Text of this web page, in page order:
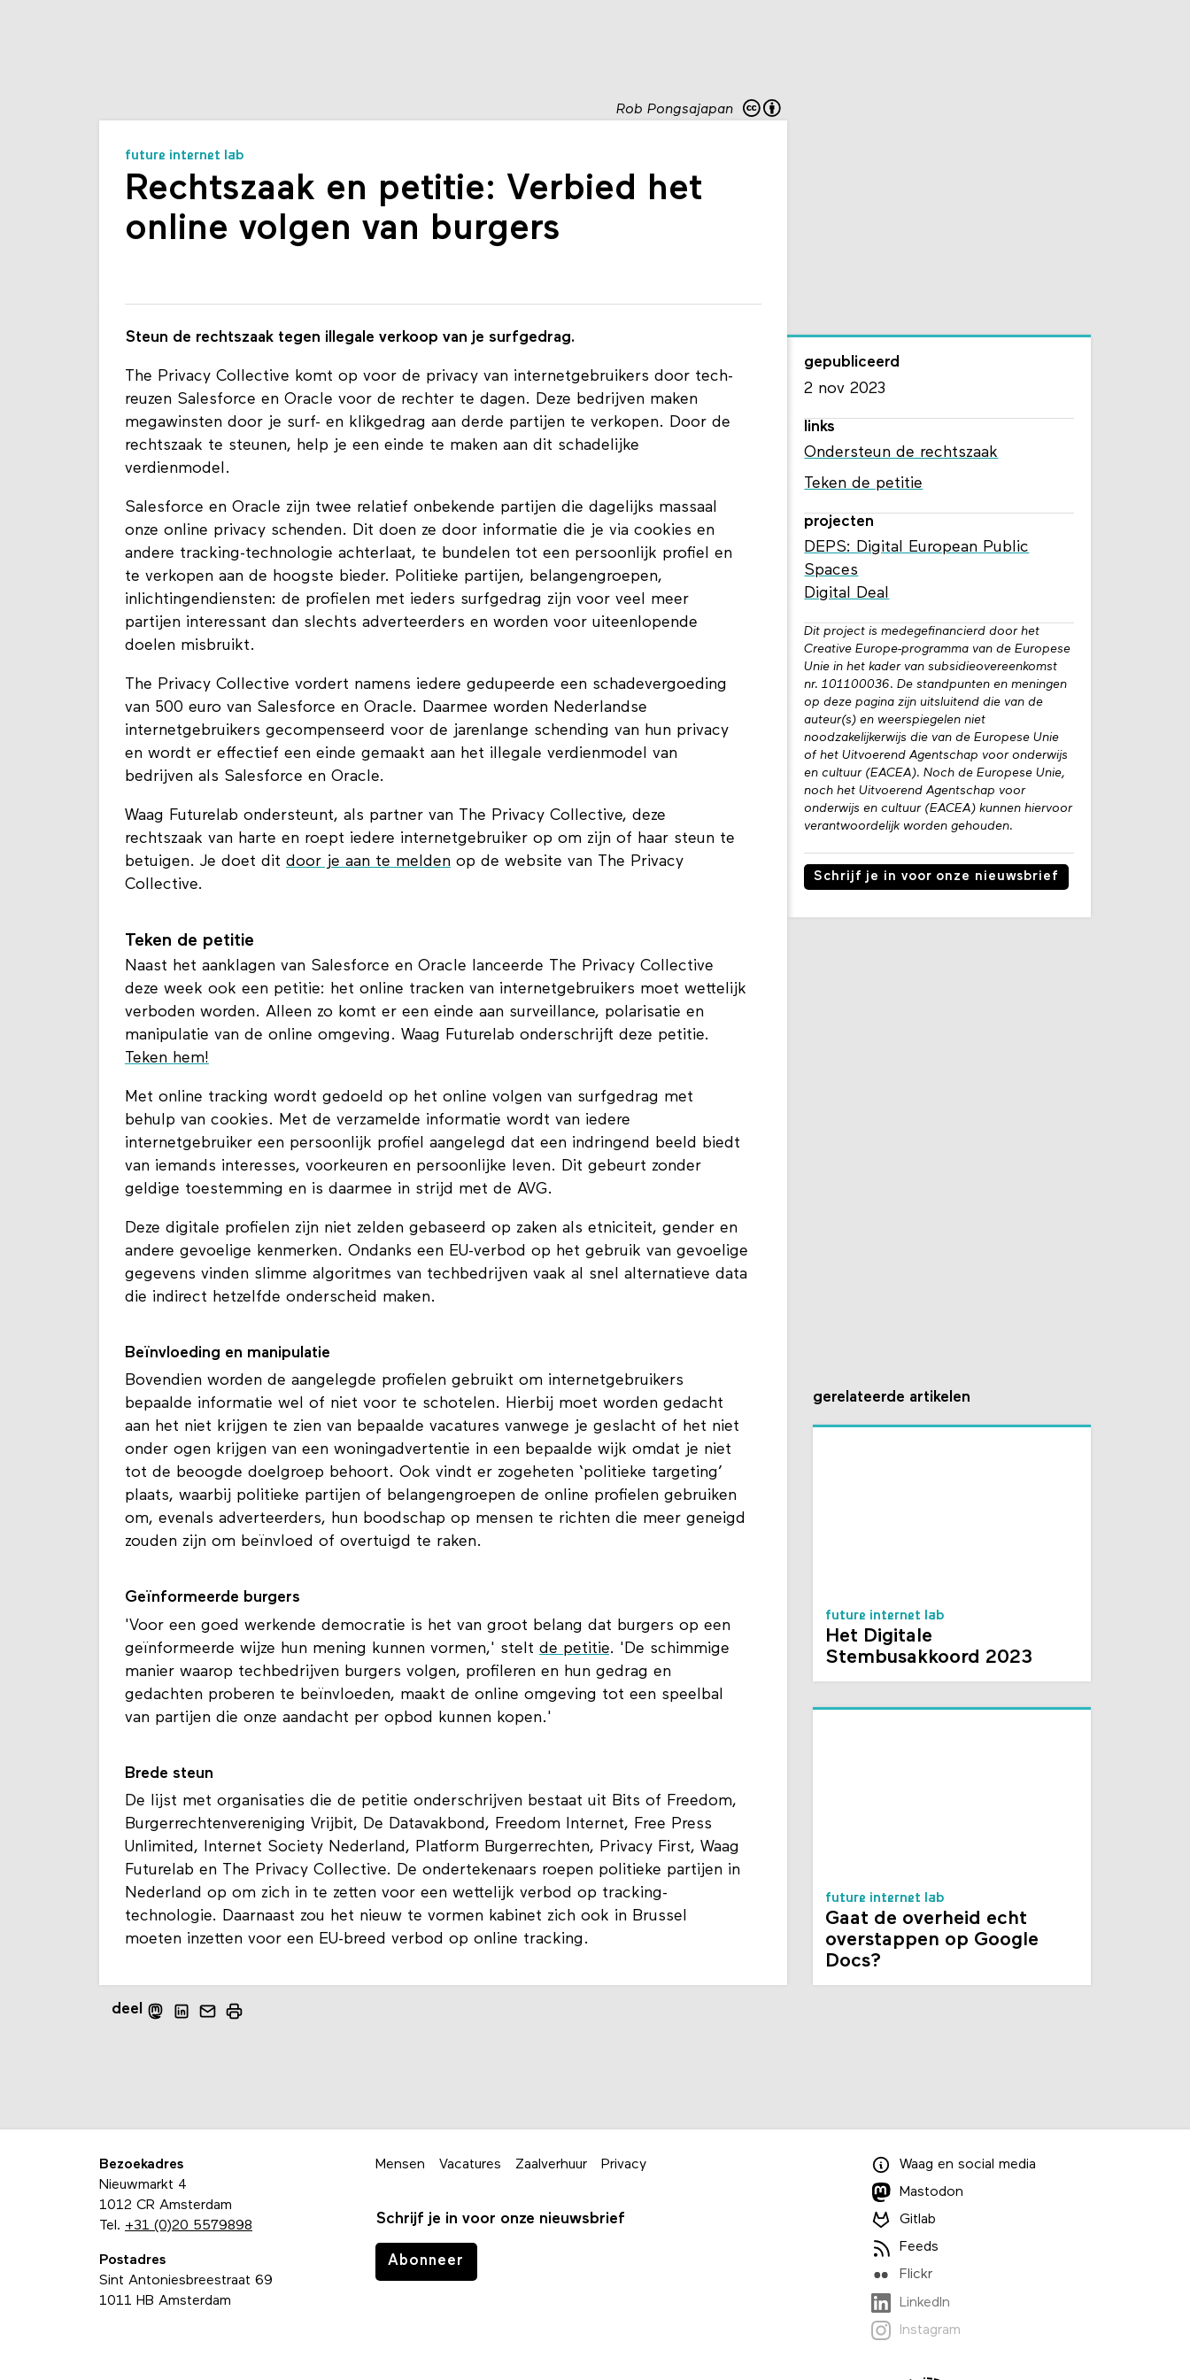
Rob Pongsajapan
future internet lab
Rechtszaak en petitie: Verbied het
online volgen van burgers
Steun de rechtszaak tegen illegale verkoop van je surfgedrag.
The Privacy Collective komt op voor de privacy van internetgebruikers door tech-
reuzen Salesforce en Oracle voor de rechter te dagen. Deze bedrijven maken
megawinsten door je surf- en klikgedrag aan derde partijen te verkopen. Door de
rechtszaak te steunen, help je een einde te maken aan dit schadelijke
verdienmodel.
Salesforce en Oracle zijn twee relatief onbekende partijen die dagelijks massaal
onze online privacy schenden. Dit doen ze door informatie die je via cookies en
andere tracking-technologie achterlaat, te bundelen tot een persoonlijk profiel en
te verkopen aan de hoogste bieder. Politieke partijen, belangengroepen,
inlichtingendiensten: de profielen met ieders surfgedrag zijn voor veel meer
partijen interessant dan slechts adverteerders en worden voor uiteenlopende
doelen misbruikt.
The Privacy Collective vordert namens iedere gedupeerde een schadevergoeding
van 500 euro van Salesforce en Oracle. Daarmee worden Nederlandse
internetgebruikers gecompenseerd voor de jarenlange schending van hun privacy
en wordt er effectief een einde gemaakt aan het illegale verdienmodel van
bedrijven als Salesforce en Oracle.
Waag Futurelab ondersteunt, als partner van The Privacy Collective, deze
rechtszaak van harte en roept iedere internetgebruiker op om zijn of haar steun te
betuigen. Je doet dit door je aan te melden op de website van The Privacy
Collective.
Teken de petitie
Naast het aanklagen van Salesforce en Oracle lanceerde The Privacy Collective
deze week ook een petitie: het online tracken van internetgebruikers moet wettelijk
verboden worden. Alleen zo komt er een einde aan surveillance, polarisatie en
manipulatie van de online omgeving. Waag Futurelab onderschrijft deze petitie.
Teken hem!
Met online tracking wordt gedoeld op het online volgen van surfgedrag met
behulp van cookies. Met de verzamelde informatie wordt van iedere
internetgebruiker een persoonlijk profiel aangelegd dat een indringend beeld biedt
van iemands interesses, voorkeuren en persoonlijke leven. Dit gebeurt zonder
geldige toestemming en is daarmee in strijd met de AVG.
Deze digitale profielen zijn niet zelden gebaseerd op zaken als etniciteit, gender en
andere gevoelige kenmerken. Ondanks een EU-verbod op het gebruik van gevoelige
gegevens vinden slimme algoritmes van techbedrijven vaak al snel alternatieve data
die indirect hetzelfde onderscheid maken.
Beïnvloeding en manipulatie
Bovendien worden de aangelegde profielen gebruikt om internetgebruikers
bepaalde informatie wel of niet voor te schotelen. Hierbij moet worden gedacht
aan het niet krijgen te zien van bepaalde vacatures vanwege je geslacht of het niet
onder ogen krijgen van een woningadvertentie in een bepaalde wijk omdat je niet
tot de beoogde doelgroep behoort. Ook vindt er zogeheten ‘politieke targeting’
plaats, waarbij politieke partijen of belangengroepen de online profielen gebruiken
om, evenals adverteerders, hun boodschap op mensen te richten die meer geneigd
zouden zijn om beïnvloed of overtuigd te raken.
Geïnformeerde burgers
'Voor een goed werkende democratie is het van groot belang dat burgers op een
geïnformeerde wijze hun mening kunnen vormen,' stelt de petitie. 'De schimmige
manier waarop techbedrijven burgers volgen, profileren en hun gedrag en
gedachten proberen te beïnvloeden, maakt de online omgeving tot een speelbal
van partijen die onze aandacht per opbod kunnen kopen.'
Brede steun
De lijst met organisaties die de petitie onderschrijven bestaat uit Bits of Freedom,
Burgerrechtenvereniging Vrijbit, De Datavakbond, Freedom Internet, Free Press
Unlimited, Internet Society Nederland, Platform Burgerrechten, Privacy First, Waag
Futurelab en The Privacy Collective. De ondertekenaars roepen politieke partijen in
Nederland op om zich in te zetten voor een wettelijk verbod op tracking-
technologie. Daarnaast zou het nieuw te vormen kabinet zich ook in Brussel
moeten inzetten voor een EU-breed verbod op online tracking.
gepubliceerd
2 nov 2023
links
Ondersteun de rechtszaak
Teken de petitie
projecten
DEPS: Digital European Public
Spaces
Digital Deal
Dit project is medegefinancierd door het
Creative Europe-programma van de Europese
Unie in het kader van subsidieovereenkomst
nr. 101100036. De standpunten en meningen
op deze pagina zijn uitsluitend die van de
auteur(s) en weerspiegelen niet
noodzakelijkerwijs die van de Europese Unie
of het Uitvoerend Agentschap voor onderwijs
en cultuur (EACEA). Noch de Europese Unie,
noch het Uitvoerend Agentschap voor
onderwijs en cultuur (EACEA) kunnen hiervoor
verantwoordelijk worden gehouden.
Schrijf je in voor onze nieuwsbrief
deel
gerelateerde artikelen
future internet lab
Het Digitale
Stembusakkoord 2023
future internet lab
Gaat de overheid echt
overstappen op Google
Docs?
Bezoekadres
Nieuwmarkt 4
1012 CR Amsterdam
Tel. +31 (0)20 5579898
Postadres
Sint Antoniesbreestraat 69
1011 HB Amsterdam
Mensen Vacatures Zaalverhuur Privacy
Schrijf je in voor onze nieuwsbrief
Abonneer
Waag en social media
Mastodon
Gitlab
Feeds
Flickr
LinkedIn
Instagram